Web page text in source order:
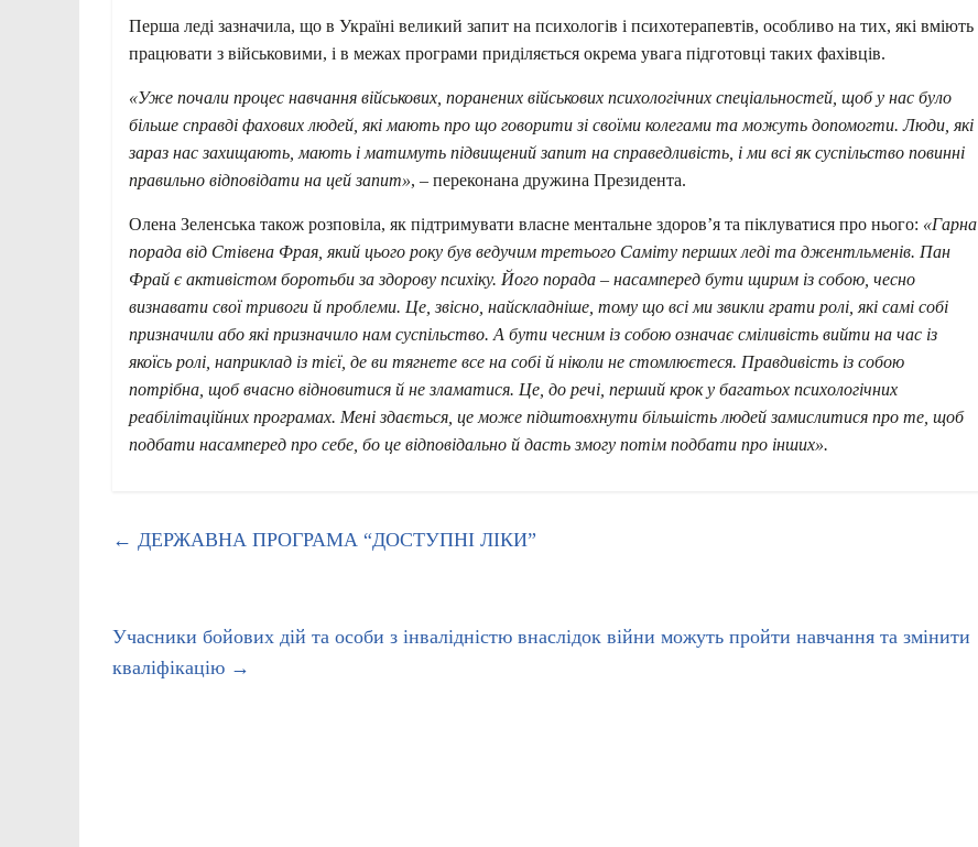
Перша леді зазначила, що в Україні великий запит на психологів і психотерапевтів, особливо на тих, які вміють
працювати з військовими, і в межах програми приділяється окрема увага підготовці таких фахівців.
«Уже почали процес навчання військових, поранених військових психологічних спеціальностей, щоб у нас було
більше справді фахових людей, які мають про що говорити зі своїми колегами та можуть допомогти. Люди, які
зараз нас захищають, мають і матимуть підвищений запит на справедливість, і ми всі як суспільство повинні
правильно відповідати на цей запит», – переконана дружина Президента.
Олена Зеленська також розповіла, як підтримувати власне ментальне здоров’я та піклуватися про нього: «Гарна
порада від Стівена Фрая, який цього року був ведучим третього Саміту перших леді та джентльменів. Пан
Фрай є активістом боротьби за здорову психіку. Його порада – насамперед бути щирим із собою, чесно
визнавати свої тривоги й проблеми. Це, звісно, найскладніше, тому що всі ми звикли грати ролі, які самі собі
призначили або які призначило нам суспільство. А бути чесним із собою означає сміливість вийти на час із
якоїсь ролі, наприклад із тієї, де ви тягнете все на собі й ніколи не стомлюєтеся. Правдивість із собою
потрібна, щоб вчасно відновитися й не зламатися. Це, до речі, перший крок у багатьох психологічних
реабілітаційних програмах. Мені здається, це може підштовхнути більшість людей замислитися про те, щоб
подбати насамперед про себе, бо це відповідально й дасть змогу потім подбати про інших».
← ДЕРЖАВНА ПРОГРАМА “ДОСТУПНІ ЛІКИ”
Учасники бойових дій та особи з інвалідністю внаслідок війни можуть пройти навчання та змінити
кваліфікацію →